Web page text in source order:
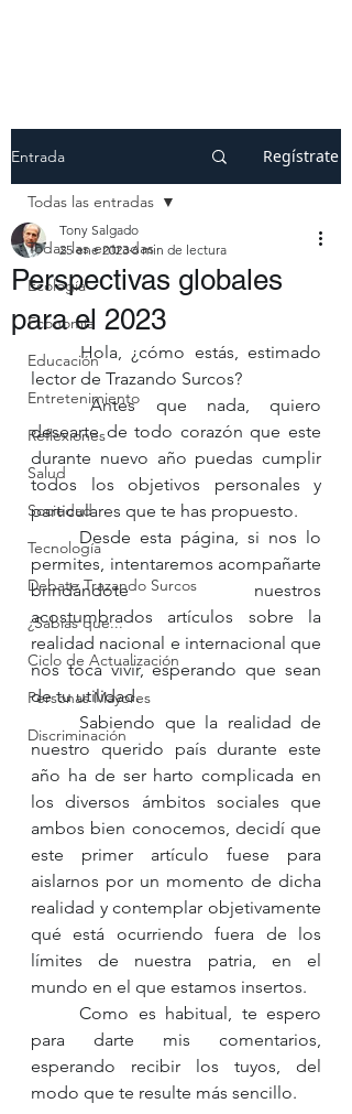
Entrada Regístrate
Todas las entradas
Ecología
Economía
Educación
Entretenimiento
Reflexiones
Salud
Sociedad
Tecnología
Debate Trazando Surcos
¿Sabías que...
Ciclo de Actualización
Personas Mayores
Discriminación
Todas las entradas
Perspectivas globales
para el 2023
Tony Salgado
25 ene 2023 6 min de lectura
	Hola, ¿cómo estás, estimado
lector de Trazando Surcos?
	Antes que nada, quiero
desearte de todo corazón que este
durante nuevo año puedas cumplir
todos los objetivos personales y
particulares que te has propuesto.
	Desde esta página, si nos lo
permites, intentaremos acompañarte
brindándote nuestros
acostumbrados artículos sobre la
realidad nacional e internacional que
nos toca vivir, esperando que sean
de tu utilidad.
nuestro querido país durante este
año ha de ser harto complicada en
los diversos ámbitos sociales que
ambos bien conocemos, decidí que
este primer artículo fuese para
aislarnos por un momento de dicha
realidad y contemplar objetivamente
qué está ocurriendo fuera de los
límites de nuestra patria, en el
mundo en el que estamos insertos.
	Como es habitual, te espero
para darte mis comentarios,
esperando recibir los tuyos, del
modo que te resulte más sencillo.